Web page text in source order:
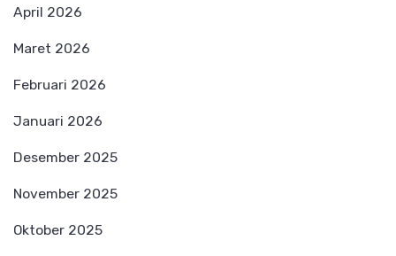
April 2026
Maret 2026
Februari 2026
Januari 2026
Desember 2025
November 2025
Oktober 2025